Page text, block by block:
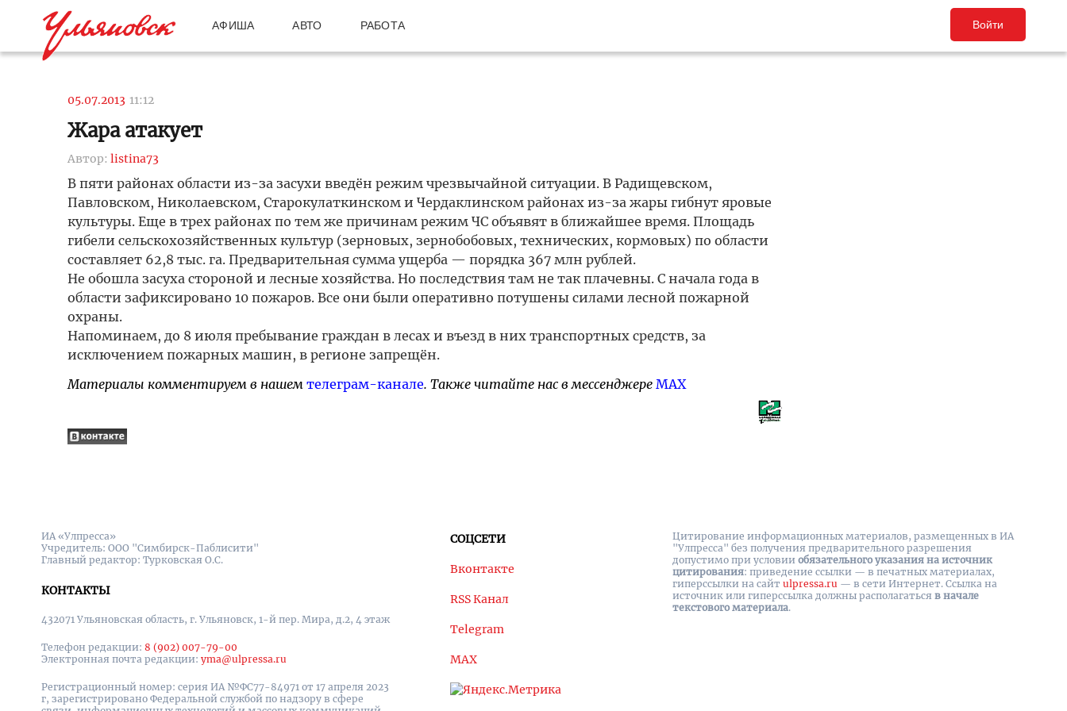
АФИША АВТО РАБОТА Войти
05.07.2013 11:12
Жара атакует
Автор: listina73
В пяти районах области из-за засухи введён режим чрезвычайной ситуации. В Радищевском,
Павловском, Николаевском, Старокулаткинском и Чердаклинском районах из-за жары гибнут яровые
культуры. Еще в трех районах по тем же причинам режим ЧС объявят в ближайшее время. Площадь
гибели сельскохозяйственных культур (зерновых, зернобобовых, технических, кормовых) по области
составляет 62,8 тыс. га. Предварительная сумма ущерба — порядка 367 млн рублей.
Не обошла засуха стороной и лесные хозяйства. Но последствия там не так плачевны. С начала года в
области зафиксировано 10 пожаров. Все они были оперативно потушены силами лесной пожарной
охраны.
Напоминаем, до 8 июля пребывание граждан в лесах и въезд в них транспортных средств, за
исключением пожарных машин, в регионе запрещён.
Материалы комментируем в нашем телеграм-канале. Также читайте нас в мессенджере MAX
ИА «Улпресса»
Учредитель: ООО "Симбирск-Паблисити"
Главный редактор: Турковская О.С.
КОНТАКТЫ
432071 Ульяновская область, г. Ульяновск, 1-й пер. Мира, д.2, 4 этаж
Телефон редакции: 8 (902) 007-79-00
Электронная почта редакции: yma@ulpressa.ru
Регистрационный номер: серия ИА №ФС77-84971 от 17 апреля 2023
г, зарегистрировано Федеральной службой по надзору в сфере
СОЦСЕТИ
Вконтакте
RSS Канал
Telegram
MAX
Цитирование информационных материалов, размещенных в ИА
"Улпресса" без получения предварительного разрешения
допустимо при условии обязательного указания на источник
цитирования: приведение ссылки — в печатных материалах,
гиперссылки на cайт ulpressa.ru — в сети Интернет. Ссылка на
источник или гиперссылка должны располагаться в начале
текстового материала.